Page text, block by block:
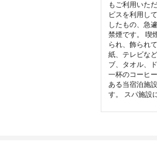
もご利用いた
ビスを利用し
したもの、急
禁煙です。 喫
られ、飾られ
紙、テレビな
ブ、タオル、
一杯のコーヒ
ある当宿泊施
す。 スパ施設